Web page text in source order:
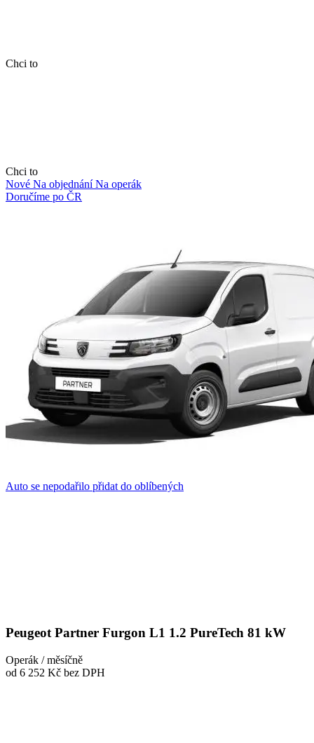
Chci to
Chci to
Nové Na objednáníNa operák
Doručíme po ČR
Auto se nepodařilo přidat do oblíbených
Peugeot Partner Furgon L1 1.2 PureTech 81 kW
Operák / měsíčně
od 6 252 Kč bez DPH